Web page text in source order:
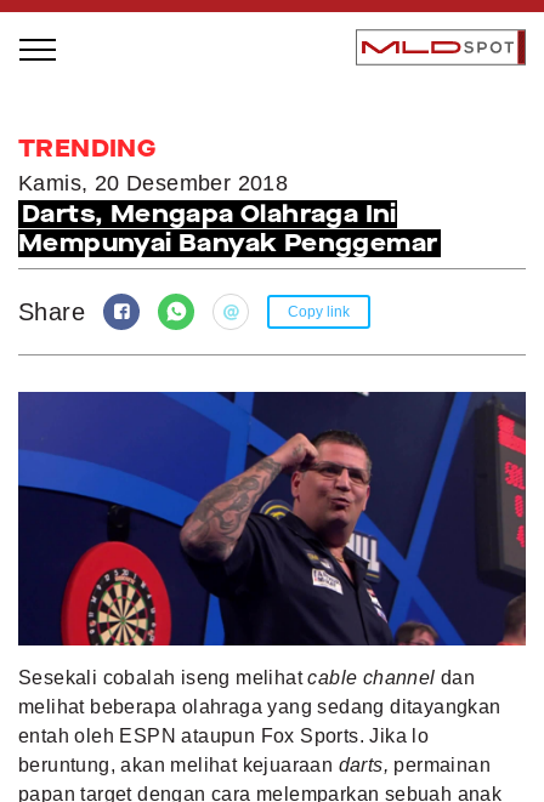
LOCAL GREATNESS
INSPIRING PEOPLE
INSPIRING PRODUCTS
INSPIRING PLACES
INSPIRING COMMUNITIES
TRENDING
MLDPODCAST
VIDEOS
MLDPOINTS
TRENDING
Kamis, 20 Desember 2018
Darts, Mengapa Olahraga Ini
Mempunyai Banyak Penggemar
Share Copy link
Sesekali cobalah iseng melihatcable channel dan
melihat beberapa olahraga yang sedang ditayangkan
entah oleh ESPN ataupun Fox Sports. Jika lo
beruntung, akan melihat kejuaraan darts, permainan
papan target dengan cara melemparkan sebuah anak